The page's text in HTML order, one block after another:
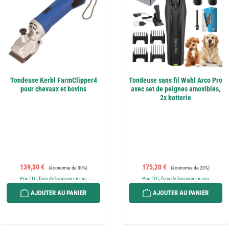
Tondeuse Kerbl FarmClipper4
pour chevaux et bovins
Prix de vente :
139,30 € Prix régulier :
(économie de 30%)
Prix TTC, frais de livraison en sus
AJOUTER AU PANIER
Tondeuse sans fil Wahl Arco Pro
avec set de peignes amovibles,
2x batterie
Prix de vente :
175,20 € Prix régulier :
(économie de 20%)
Prix TTC, frais de livraison en sus
AJOUTER AU PANIER